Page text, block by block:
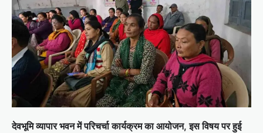
देवभूमि व्यापार भवन में परिचर्चा कार्यक्रम का आयोजन, इस विषय पर हुई